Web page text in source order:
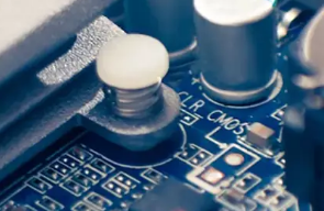
한국어
Türkçe